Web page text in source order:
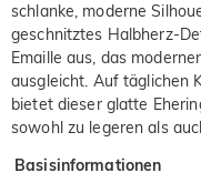
schlanke, moderne
geschnitztes Halbherz-
Emaille aus, das
ausgleicht. Auf täglichen
bietet dieser glatte
sowohl zu legeren als
Basisinformationen